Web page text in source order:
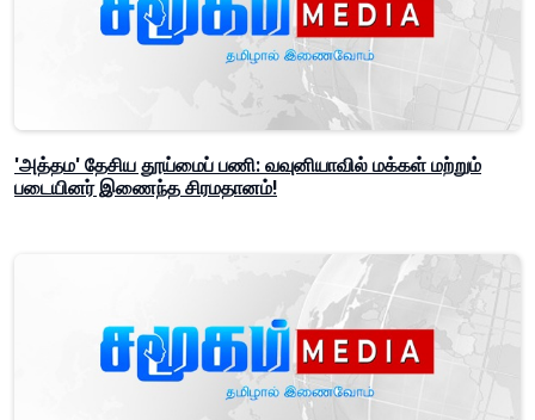
'அத்தம' தேசிய தூய்மைப் பணி: வவுனியாவில் மக்கள் மற்றும்
படையினர் இணைந்த சிரமதானம்!